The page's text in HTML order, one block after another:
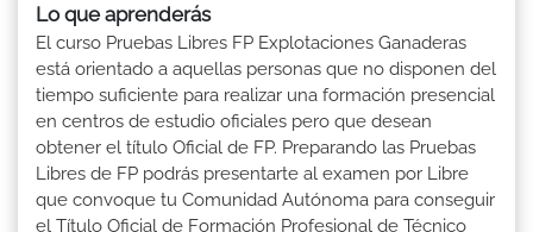
Lo que aprenderás
El curso Pruebas Libres FP Explotaciones Ganaderas
está orientado a aquellas personas que no disponen del
tiempo suficiente para realizar una formación presencial
en centros de estudio oficiales pero que desean
obtener el título Oficial de FP. Preparando las Pruebas
Libres de FP podrás presentarte al examen por Libre
que convoque tu Comunidad Autónoma para conseguir
el Título Oficial de Formación Profesional de Técnico